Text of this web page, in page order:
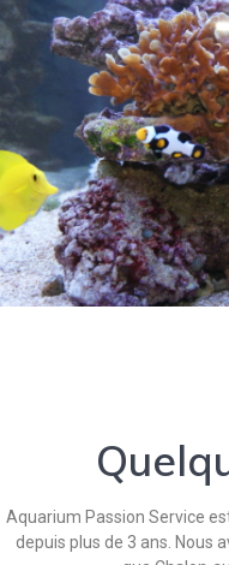
Aquarium Passion Service
depuis plus de 3 ans. Nous